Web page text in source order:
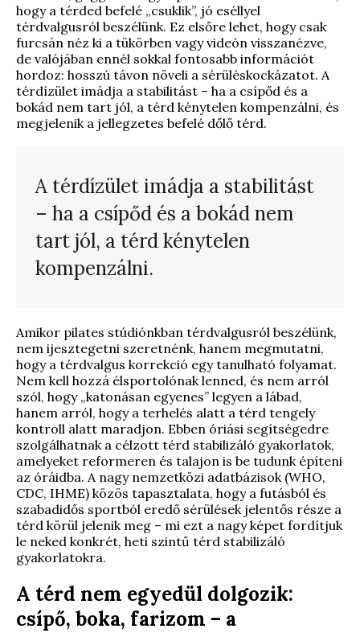
hogy a térded befelé „csuklik”, jó eséllyel
térdvalgusról beszélünk. Ez elsőre lehet, hogy csak
furcsán néz ki a tükörben vagy videón visszanézve,
de valójában ennél sokkal fontosabb információt
hordoz: hosszú távon növeli a sérüléskockázatot. A
térdízület imádja a stabilitást – ha a csípőd és a
bokád nem tart jól, a térd kénytelen kompenzálni, és
megjelenik a jellegzetes befelé dőlő térd.
A térdízület imádja a stabilitást
– ha a csípőd és a bokád nem
tart jól, a térd kénytelen
kompenzálni.
Amikor pilates stúdiónkban térdvalgusról beszélünk,
nem ijesztegetni szeretnénk, hanem megmutatni,
hogy a térdvalgus korrekció egy tanulható folyamat.
Nem kell hozzá élsportolónak lenned, és nem arról
szól, hogy „katonásan egyenes” legyen a lábad,
hanem arról, hogy a terhelés alatt a térd tengely
kontroll alatt maradjon. Ebben óriási segítségedre
szolgálhatnak a célzott térd stabilizáló gyakorlatok,
amelyeket reformeren és talajon is be tudunk építeni
az óráidba. A nagy nemzetközi adatbázisok (WHO,
CDC, IHME) közös tapasztalata, hogy a futásból és
szabadidős sportból eredő sérülések jelentős része a
térd körül jelenik meg – mi ezt a nagy képet fordítjuk
le neked konkrét, heti szintű térd stabilizáló
gyakorlatokra.
A térd nem egyedül dolgozik:
csípő, boka, farizom – a